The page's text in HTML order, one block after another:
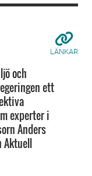
LÄNKAR
och
ett
experter i
Anders
Aktuell